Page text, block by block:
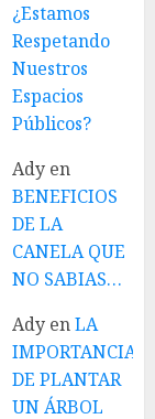
¿Estamos
Respetando
Nuestros
Espacios
Públicos?
Ady en
BENEFICIOS
DE LA
CANELA QUE
NO SABIAS…
Ady enLA
IMPORTANCIA
DE PLANTAR
UN ÁRBOL